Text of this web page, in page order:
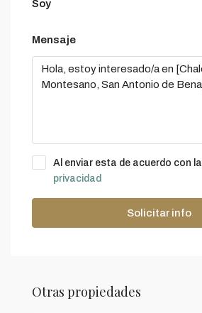
Soy
Mensaje
Al enviar esta de acuerdo con la
privacidad
Solicitar info
Otras propiedades